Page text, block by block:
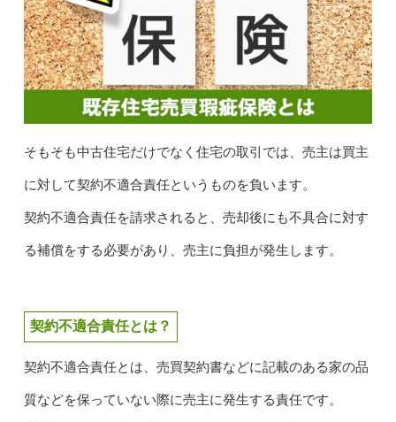
そもそも中古住宅だけでなく住宅の取引では、売主は買主
に対して契約不適合責任というものを負います。
契約不適合責任を請求されると、売却後にも不具合に対す
る補償をする必要があり、売主に負担が発生します。
契約不適合責任とは？
契約不適合責任とは、売買契約書などに記載のある家の品
質などを保っていない際に売主に発生する責任です。